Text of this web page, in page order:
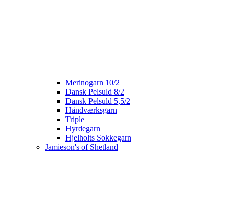
Merinogarn 10/2
Dansk Pelsuld 8/2
Dansk Pelsuld 5,5/2
Håndværksgarn
Triple
Hyrdegarn
Hjelholts Sokkegarn
Jamieson's of Shetland